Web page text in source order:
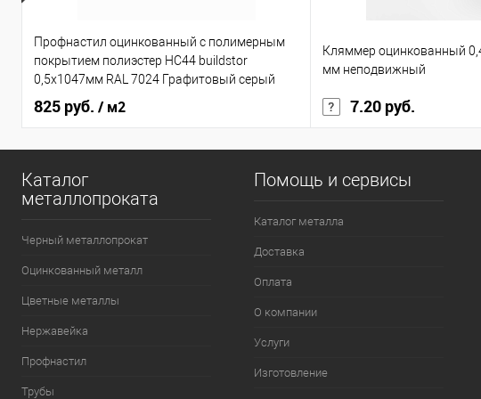
Профнастил оцинкованный с полимерным
покрытием полиэстер НС44 buildstor
0,5х1047мм RAL 7024 Графитовый серый
825 руб. / м2
Кляммер оцинкованный
мм неподвижный
7.20 руб.
Каталог
металлопроката
Черный металлопрокат
Оцинкованный металл
Цветные металлы
Нержавейка
Профнастил
Трубы
Помощь и сервисы
Каталог металла
Доставка
Оплата
О компании
Услуги
Изготовление